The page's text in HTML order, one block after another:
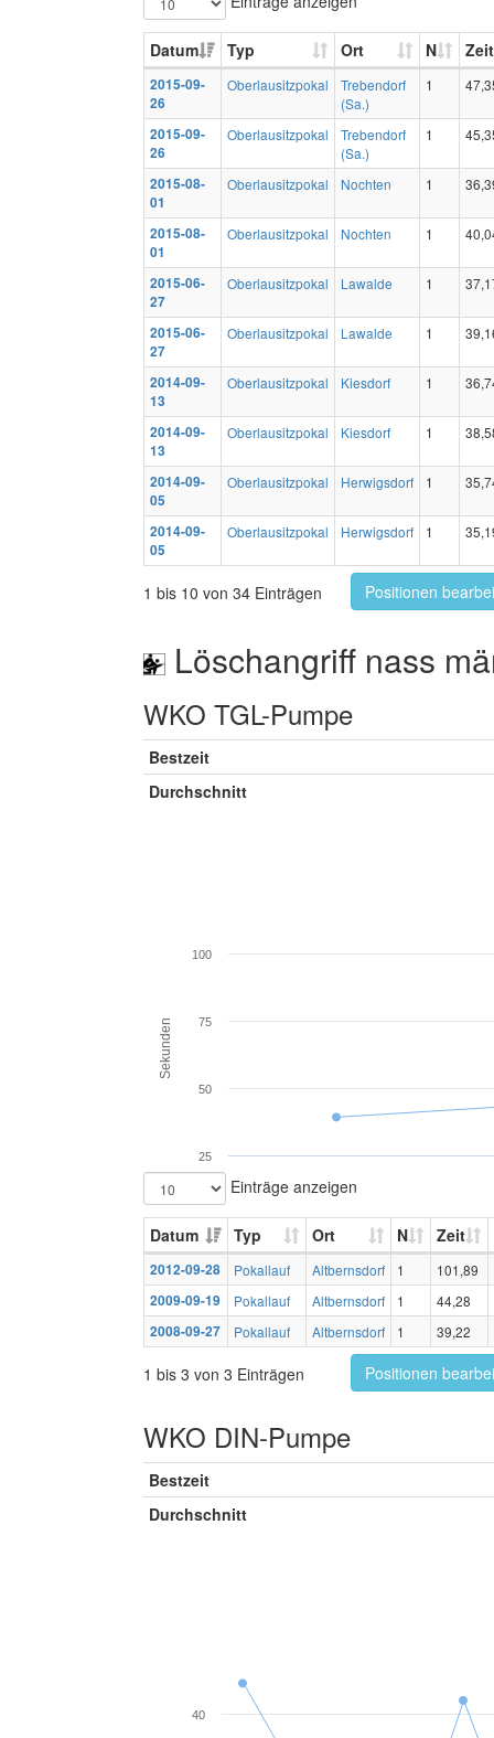
Datum Typ Ort N Zeit
2015-09-
26
Oberlausitzpokal
Trebendorf
(Sa.)
1
2015-09-
26
Oberlausitzpokal
Trebendorf
(Sa.)
1
2015-08-
01
Oberlausitzpokal Nochten 1
2015-08-
01
Oberlausitzpokal Nochten 1
2015-06-
27
Oberlausitzpokal Lawalde 1
2015-06-
27
Oberlausitzpokal Lawalde 1
2014-09-
13
Oberlausitzpokal Kiesdorf 1
2014-09-
13
Oberlausitzpokal Kiesdorf 1
2014-09-
05
Oberlausitzpokal Herwigsdorf 1
2014-09-
05
Oberlausitzpokal Herwigsdorf 1
1 bis 10 von 34 Einträgen Positionen
Löschangriff nass
WKO TGL-Pumpe
Bestzeit
Durchschnitt
Sekunden
25
50
75
100
Einträge anzeigen
Datum Typ Ort N Zeit
2012-09-28 Pokallauf Altbernsdorf 1
101,89
2009-09-19
Pokallauf Altbernsdorf 1
44,28
2008-09-27
Pokallauf Altbernsdorf 1 39,22
1 bis 3 von 3 Einträgen Positionen
WKO DIN-Pumpe
Bestzeit
Durchschnitt
40